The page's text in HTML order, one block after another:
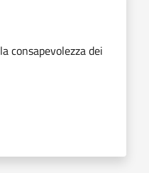
consapevolezza dei